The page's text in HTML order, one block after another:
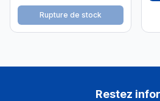
Rupture de stock
Restez